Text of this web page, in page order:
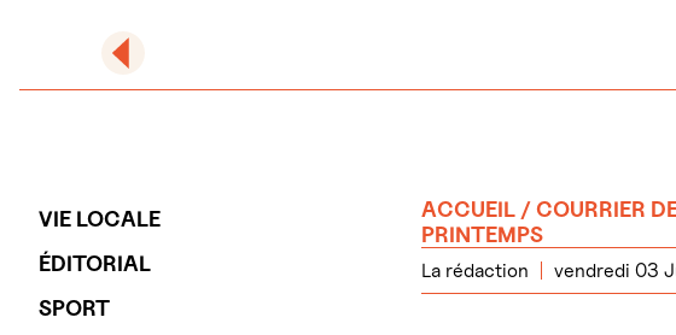
VIE LOCALE
ÉDITORIAL
SPORT
ACCUEIL /COURRIER
PRINTEMPS
La rédaction vendredi 03